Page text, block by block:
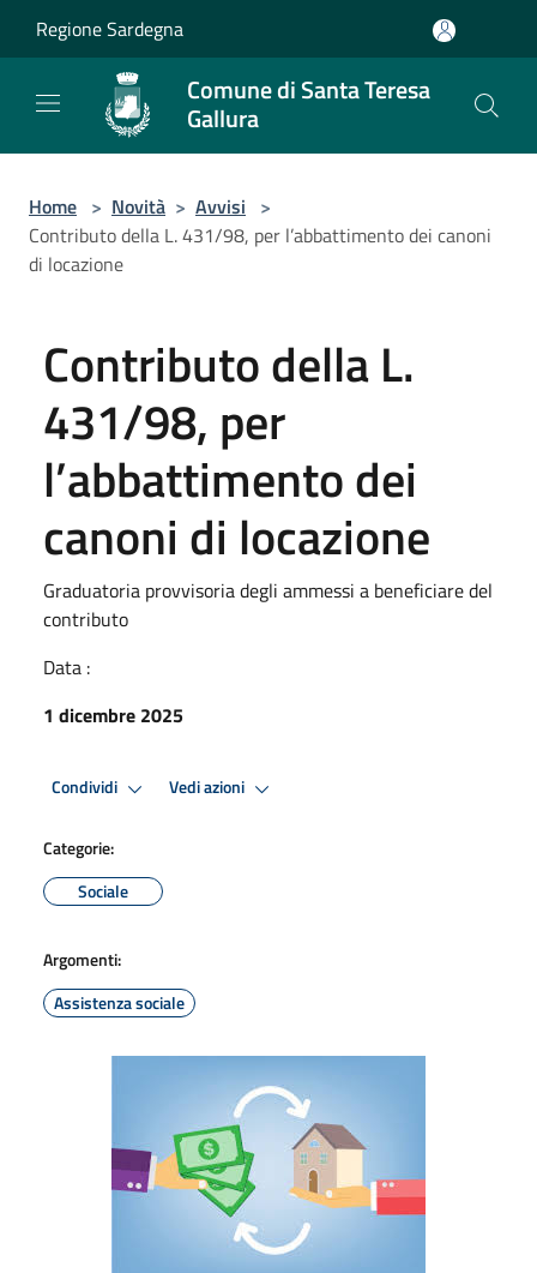
Regione Sardegna
Comune di Santa Teresa
Gallura
Home > Novità > Avvisi >
Contributo della L. 431/98, per l’abbattimento dei canoni
di locazione
Contributo della L.
431/98, per
l’abbattimento dei
canoni di locazione
Graduatoria provvisoria degli ammessi a beneficiare del
contributo
Data :
1 dicembre 2025
Condividi Vedi azioni
Categorie:
Sociale
Argomenti:
Assistenza sociale